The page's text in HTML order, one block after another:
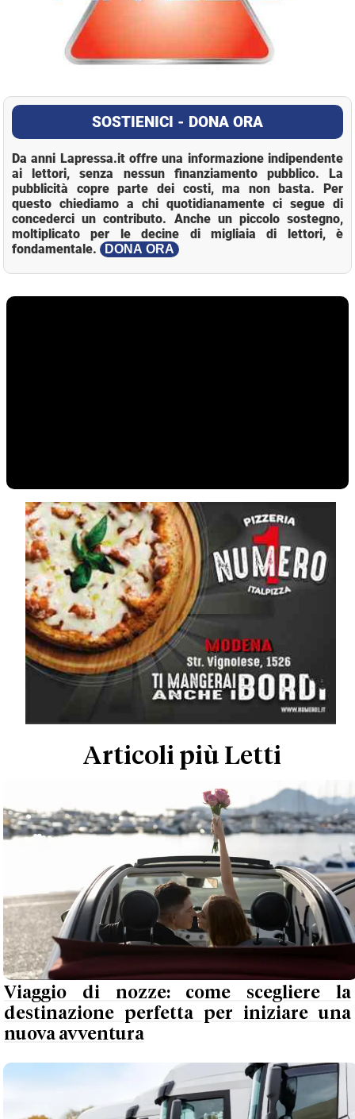
SOSTIENICI - DONA ORA
Da anni Lapressa.it offre una informazione indipendente
ai lettori, senza nessun finanziamento pubblico. La
pubblicità copre parte dei costi, ma non basta. Per
questo chiediamo a chi quotidianamente ci segue di
concederci un contributo. Anche un piccolo sostegno,
moltiplicato per le decine di migliaia di lettori, è
fondamentale.
DONA ORA
Articoli più Letti
Viaggio di nozze: come scegliere la
destinazione perfetta per iniziare una
nuova avventura